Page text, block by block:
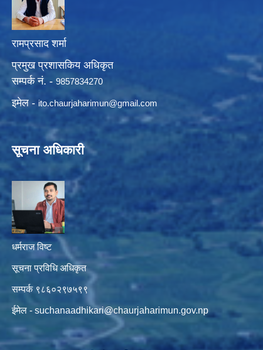
रामप्रसाद शर्मा
प्रमुख प्रशासकिय अधिकृत
सम्पर्क नं. - 9857834270
इमेल - ito.chaurjaharimun@gmail.com
सूचना अधिकारी
धर्मराज विष्ट
सूचना प्रविधि अधिकृत
सम्पर्क ९८६०२९७५९९
ईमेल - suchanaadhikari@chaurjaharimun.gov.np